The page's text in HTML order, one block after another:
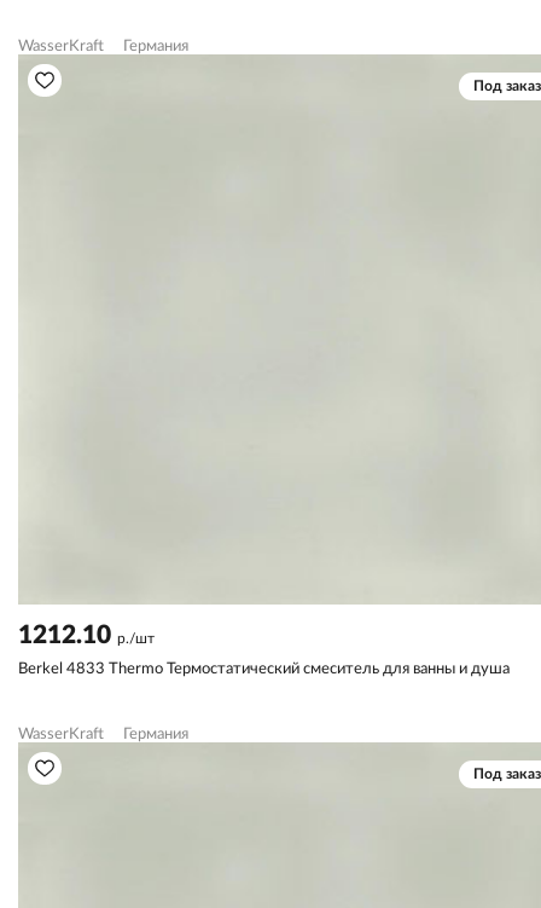
WasserKraft Германия
Под заказ
1212.10 р./шт
Berkel 4833 Thermo Термостатический смеситель для ванны и душа
WasserKraft Германия
Под заказ